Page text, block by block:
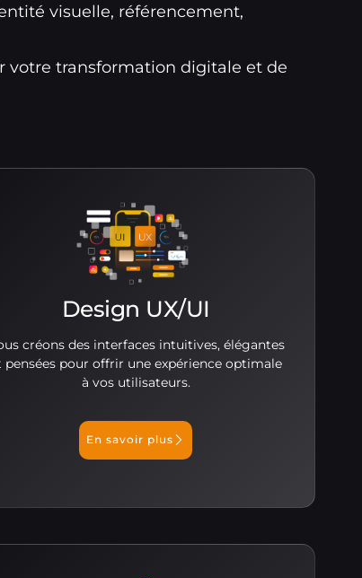
visuelle, référencement,
votre transformation digitale et de
Design UX/UI
créons des interfaces intuitives, élégantes
pensées pour offrir une expérience optimale
à vos utilisateurs.
En savoir plus